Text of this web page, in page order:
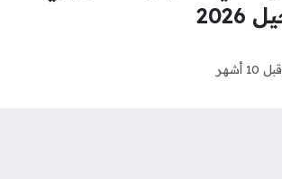
قبل 10 أشهر